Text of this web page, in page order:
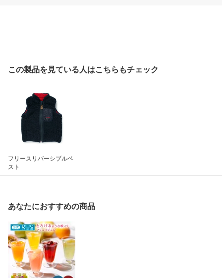
この製品を見ている人はこちらもチェック
フリースリバーシブルベ
スト
あなたにおすすめの商品